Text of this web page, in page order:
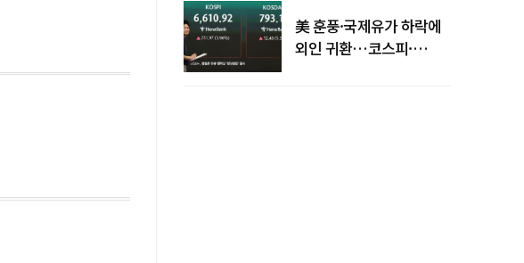
美 훈풍·국제유가 하락에
외인 귀환…코스피·